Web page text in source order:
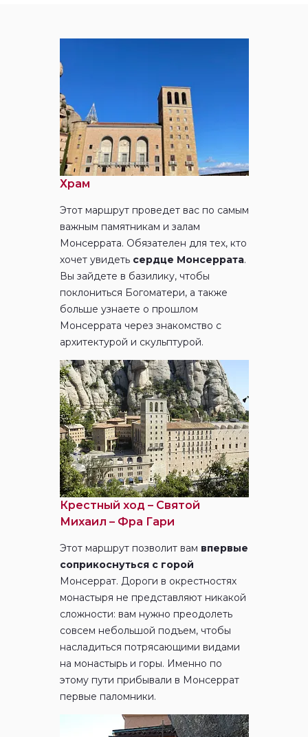
Храм
Этот маршрут проведет вас по самым
важным памятникам и залам
Монсеррата. Обязателен для тех, кто
хочет увидеть сердце Монсеррата.
Вы зайдете в базилику, чтобы
поклониться Богоматери, а также
больше узнаете о прошлом
Монсеррата через знакомство с
архитектурой и скульптурой.
Крестный ход – Святой
Михаил – Фра Гари
Этот маршрут позволит вам впервые
соприкоснуться с горой
Монсеррат. Дороги в окрестностях
монастыря не представляют никакой
сложности: вам нужно преодолеть
совсем небольшой подъем, чтобы
насладиться потрясающими видами
на монастырь и горы. Именно по
этому пути прибывали в Монсеррат
первые паломники.